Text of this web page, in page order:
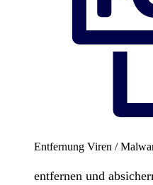
Entfernung Viren /
entfernen und